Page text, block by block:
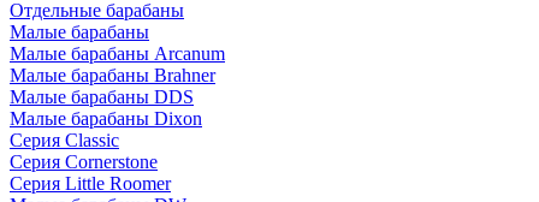
Отдельные барабаны
Малые барабаны
Малые барабаны Arcanum
Малые барабаны Brahner
Малые барабаны DDS
Малые барабаны Dixon
Серия Classic
Серия Cornerstone
Серия Little Roomer